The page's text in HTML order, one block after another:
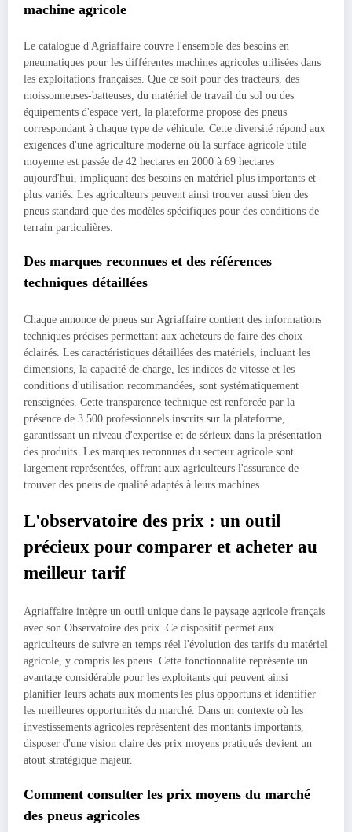
machine agricole
Le catalogue d'Agriaffaire couvre l'ensemble des besoins en
pneumatiques pour les différentes machines agricoles utilisées dans
les exploitations françaises. Que ce soit pour des tracteurs, des
moissonneuses-batteuses, du matériel de travail du sol ou des
équipements d'espace vert, la plateforme propose des pneus
correspondant à chaque type de véhicule. Cette diversité répond aux
exigences d'une agriculture moderne où la surface agricole utile
moyenne est passée de 42 hectares en 2000 à 69 hectares
aujourd'hui, impliquant des besoins en matériel plus importants et
plus variés. Les agriculteurs peuvent ainsi trouver aussi bien des
pneus standard que des modèles spécifiques pour des conditions de
terrain particulières.
Des marques reconnues et des références
techniques détaillées
Chaque annonce de pneus sur Agriaffaire contient des informations
techniques précises permettant aux acheteurs de faire des choix
éclairés. Les caractéristiques détaillées des matériels, incluant les
dimensions, la capacité de charge, les indices de vitesse et les
conditions d'utilisation recommandées, sont systématiquement
renseignées. Cette transparence technique est renforcée par la
présence de 3 500 professionnels inscrits sur la plateforme,
garantissant un niveau d'expertise et de sérieux dans la présentation
des produits. Les marques reconnues du secteur agricole sont
largement représentées, offrant aux agriculteurs l'assurance de
trouver des pneus de qualité adaptés à leurs machines.
L'observatoire des prix : un outil
précieux pour comparer et acheter au
meilleur tarif
Agriaffaire intègre un outil unique dans le paysage agricole français
avec son Observatoire des prix. Ce dispositif permet aux
agriculteurs de suivre en temps réel l'évolution des tarifs du matériel
agricole, y compris les pneus. Cette fonctionnalité représente un
avantage considérable pour les exploitants qui peuvent ainsi
planifier leurs achats aux moments les plus opportuns et identifier
les meilleures opportunités du marché. Dans un contexte où les
investissements agricoles représentent des montants importants,
disposer d'une vision claire des prix moyens pratiqués devient un
atout stratégique majeur.
Comment consulter les prix moyens du marché
des pneus agricoles